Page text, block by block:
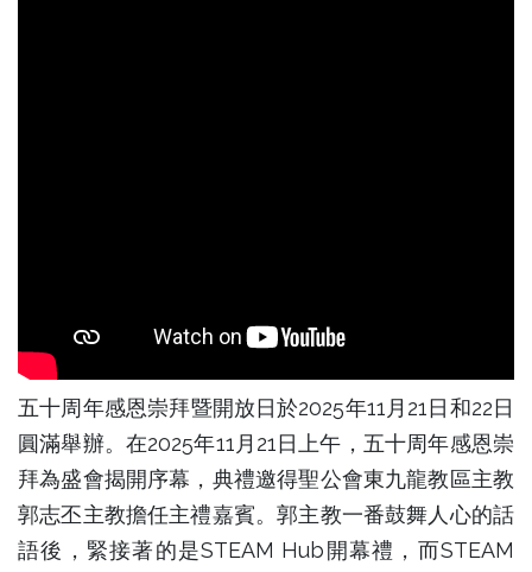
五十周年感恩崇拜暨開放日於2025年11月21日和22日
圓滿舉辦。在2025年11月21日上午，五十周年感恩崇
拜為盛會揭開序幕，典禮邀得聖公會東九龍教區主教
郭志丕主教擔任主禮嘉賓。郭主教一番鼓舞人心的話
語後，緊接著的是STEAM Hub開幕禮，而STEAM